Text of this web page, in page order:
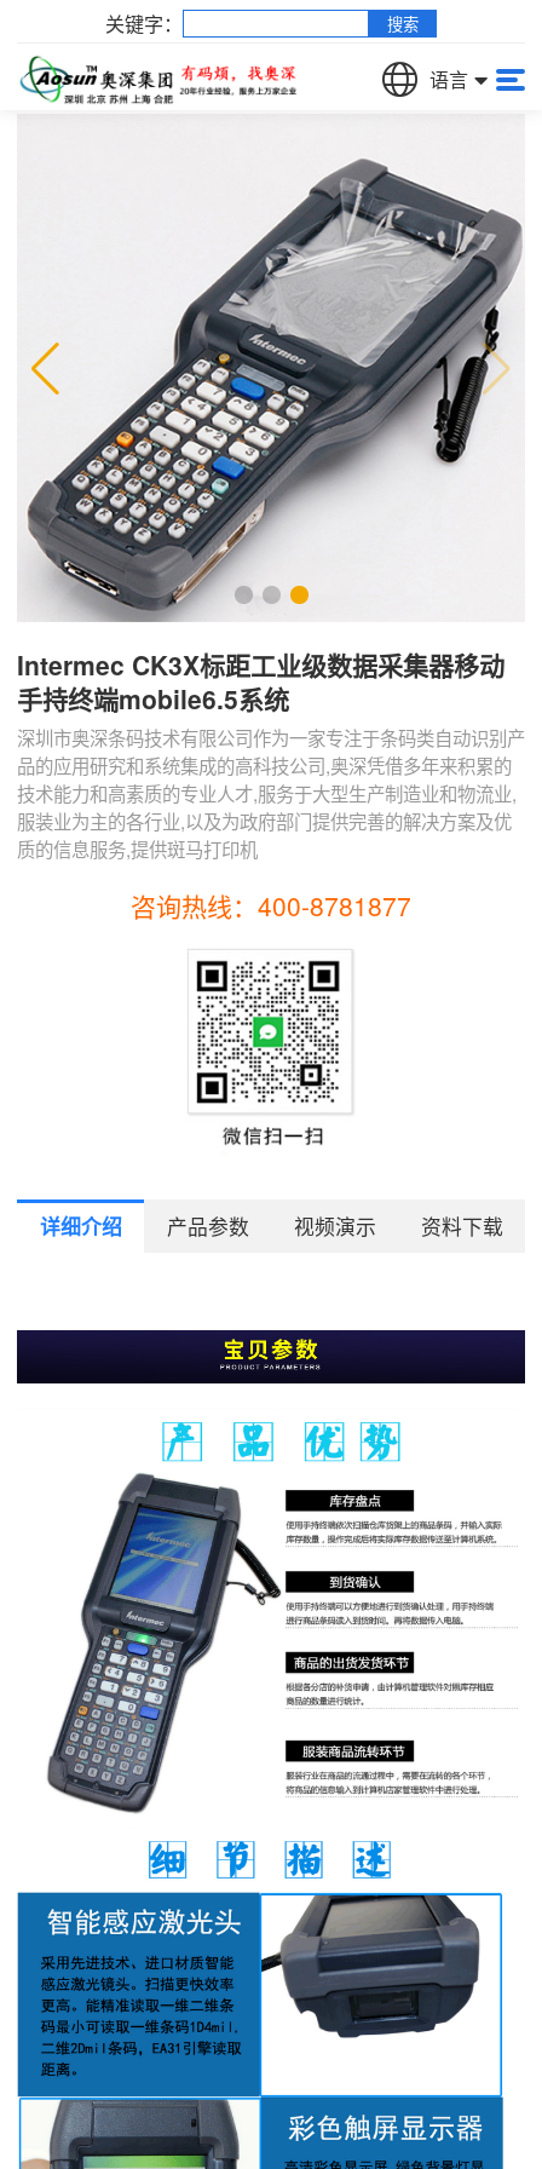
关键字： 搜索
语言
Honeywell
Intermec CK3X标距工业级数据采集器移动
手持终端mobile6.5系统
深圳市奥深条码技术有限公司作为一家专注于条码类自动识别产
品的应用研究和系统集成的高科技公司,奥深凭借多年来积累的
技术能力和高素质的专业人才,服务于大型生产制造业和物流业,
服装业为主的各行业,以及为政府部门提供完善的解决方案及优
质的信息服务,提供斑马打印机
咨询热线：400-8781877
详细介绍 产品参数 视频演示 资料下载